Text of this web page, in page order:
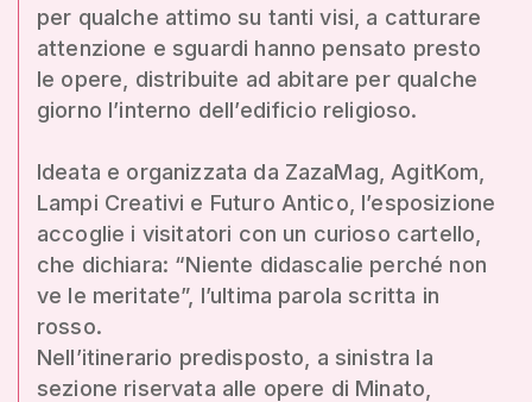
per qualche attimo su tanti visi, a catturare
attenzione e sguardi hanno pensato presto
le opere, distribuite ad abitare per qualche
giorno l’interno dell’edificio religioso.
Ideata e organizzata da ZazaMag, AgitKom,
Lampi Creativi e Futuro Antico, l’esposizione
accoglie i visitatori con un curioso cartello,
che dichiara: “Niente didascalie perché non
ve le meritate”, l’ultima parola scritta in
rosso.
Nell’itinerario predisposto, a sinistra la
sezione riservata alle opere di Minato,